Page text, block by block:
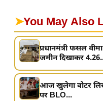
➤You May Also
प्रधानमंत्री फसल
जमीन दिखाकर
आज खुलेगा वोटर
पर BLO...